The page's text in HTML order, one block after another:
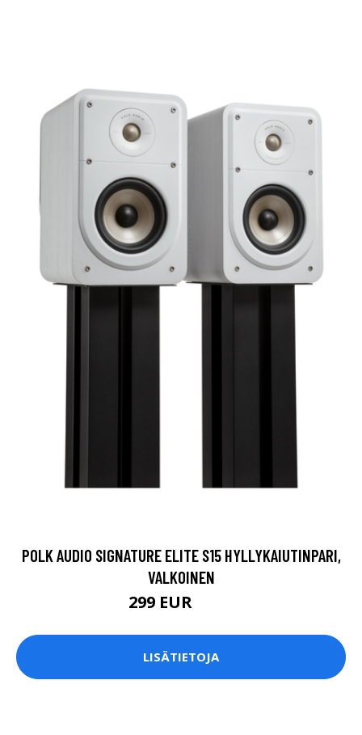
POLK AUDIO SIGNATURE ELITE S15 HYLLYKAIUTINPARI,
VALKOINEN
299 EUR
LISÄTIETOJA